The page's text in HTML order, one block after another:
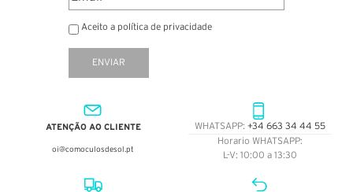
Aceito a política de privacidade
ENVIAR
ATENÇÃO AO CLIENTE
oi@comoculosdesol.pt
WHATSAPP: +34 663 34 44 55
Horario WHATSAPP:
L-V: 10:00 a 13:30